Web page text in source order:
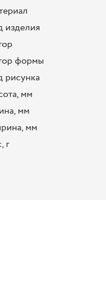
изделия
формы
рисунка
мм
мм
мм
г